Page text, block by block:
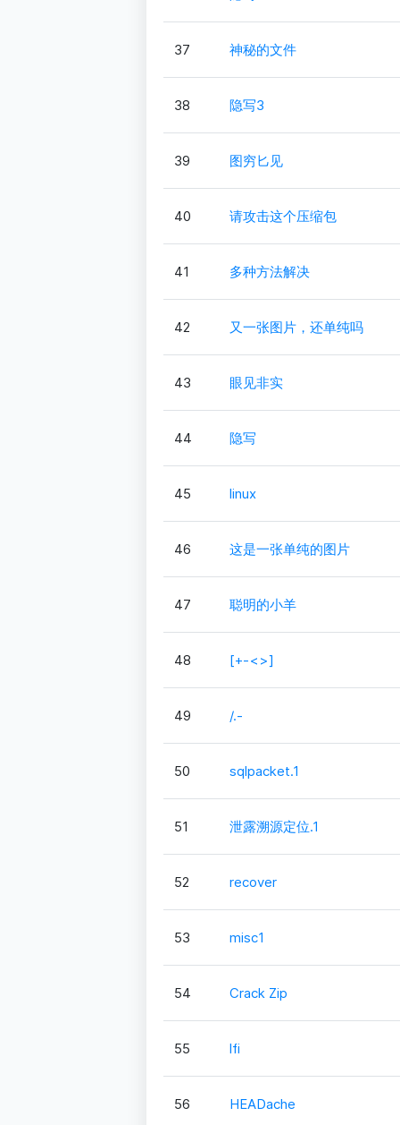
37 神秘的文件
38 隐写3
39 图穷匕见
40 请攻击这个压缩包
41 多种方法解决
42 又一张图片，还单纯吗
43 眼见非实
44 隐写
45 linux
46 这是一张单纯的图片
47 聪明的小羊
48 [+-<>]
49 /.-
50 sqlpacket.1
51 泄露溯源定位.1
52 recover
53 misc1
54 Crack Zip
55 lfi
56 HEADache